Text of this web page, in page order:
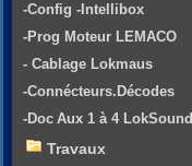
-Config -Intellibox
-Prog Moteur LEMACO
- Cablage Lokmaus
-Connécteurs.Décodes
-Doc Aux 1 à 4 LokSound
Travaux